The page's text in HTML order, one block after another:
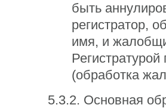
быть
регистратор,
имя, и
(обработка
5.3.2. Основная